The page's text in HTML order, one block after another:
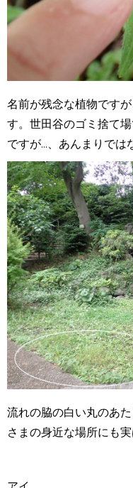
名前が残念な植物です
す。世田谷のゴミ捨て
ですが...、あんまりでは
流れの脇の白い丸のあ
さまの身近な場所にも